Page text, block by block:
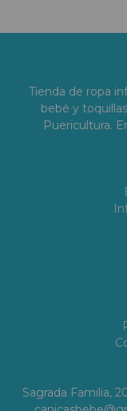
Tienda de ropa
bebé y
Puericultura.
Sagrada Familia,